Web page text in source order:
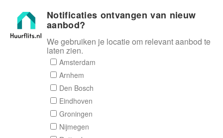
Huurflits
Reactieformulier
Huurflits
Verstuur je bericht
Notificaties ontvangen van nieuw
aanbod?
We gebruiken je locatie om relevant aanbod te
laten zien.
Amsterdam
Arnhem
Den Bosch
Eindhoven
Groningen
Nijmegen